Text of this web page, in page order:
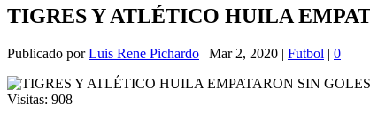
TIGRES Y ATLÉTICO HUILA
Publicado porLuis Rene Pichardo | Mar 2, 2020 | Futbol | 0
Visitas: 908